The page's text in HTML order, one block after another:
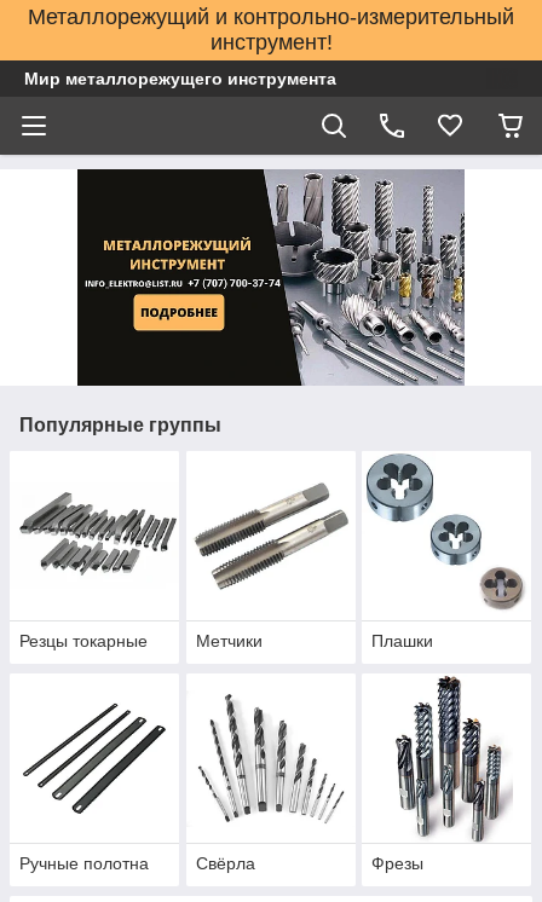
Металлорежущий и контрольно-измерительный
инструмент!
Мир металлорежущего инструмента
Популярные группы
Резцы токарные Метчики Плашки
Ручные полотна Свёрла Фрезы